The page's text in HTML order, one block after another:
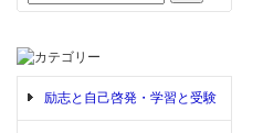
励志と自己啓発・学習と受験